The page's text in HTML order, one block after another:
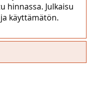
hinnassa. Julkaisu
käyttämätön.